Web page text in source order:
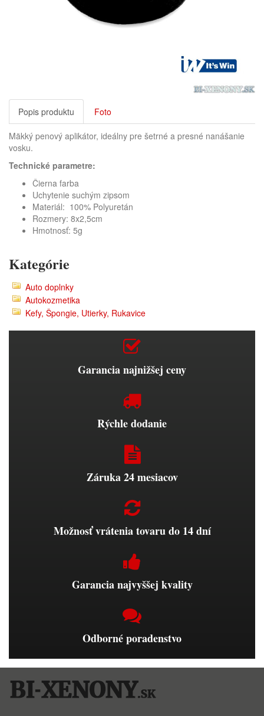
Popis produktu Foto
Mäkký penový aplikátor, ideálny pre šetrné a presné nanášanie
vosku.
Technické parametre:
Čierna farba
Uchytenie suchým zipsom
Materiál: 100% Polyuretán
Rozmery: 8x2,5cm
Hmotnosť: 5g
Kategórie
Auto doplnky
Autokozmetika
Kefy, Špongie, Utierky, Rukavice
Garancia najnižšej ceny
Rýchle dodanie
Záruka 24 mesiacov
Možnosť vrátenia tovaru do 14 dní
Garancia najvyššej kvality
Odborné poradenstvo